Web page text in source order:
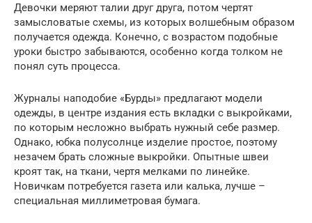
Девочки меряют талии друг друга, потом чертят
замысловатые схемы, из которых волшебным образом
получается одежда. Конечно, с возрастом подобные
уроки быстро забываются, особенно когда толком не
понял суть процесса.
Журналы наподобие «Бурды» предлагают модели
одежды, в центре издания есть вкладки с выкройками,
по которым несложно выбрать нужный себе размер.
Однако, юбка полусолнце изделие простое, поэтому
незачем брать сложные выкройки. Опытные швеи
кроят так, на ткани, чертя мелками по линейке.
Новичкам потребуется газета или калька, лучше –
специальная миллиметровая бумага.